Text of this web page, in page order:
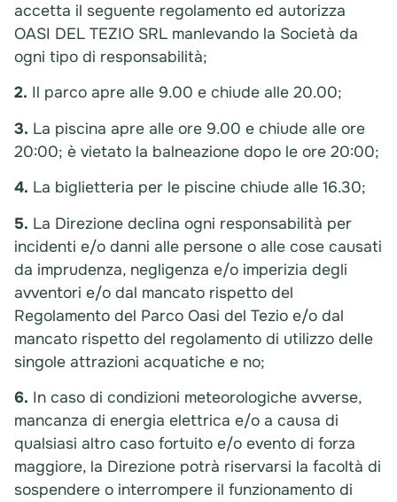
accetta il seguente regolamento ed autorizza
OASI DEL TEZIO SRL manlevando la Società da
ogni tipo di responsabilità;
2. Il parco apre alle 9.00 e chiude alle 20.00;
3. La piscina apre alle ore 9.00 e chiude alle ore
20:00; è vietato la balneazione dopo le ore 20:00;
4. La biglietteria per le piscine chiude alle 16.30;
5. La Direzione declina ogni responsabilità per
incidenti e/o danni alle persone o alle cose causati
da imprudenza, negligenza e/o imperizia degli
avventori e/o dal mancato rispetto del
Regolamento del Parco Oasi del Tezio e/o dal
mancato rispetto del regolamento di utilizzo delle
singole attrazioni acquatiche e no;
6. In caso di condizioni meteorologiche avverse,
mancanza di energia elettrica e/o a causa di
qualsiasi altro caso fortuito e/o evento di forza
maggiore, la Direzione potrà riservarsi la facoltà di
sospendere o interrompere il funzionamento di